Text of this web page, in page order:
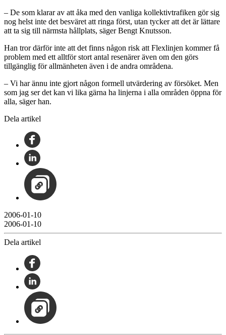
– De som klarar av att åka med den vanliga kollektivtrafiken gör sig
nog helst inte det besväret att ringa först, utan tycker att det är lättare
att ta sig till närmsta hållplats, säger Bengt Knutsson.
Han tror därför inte att det finns någon risk att Flexlinjen kommer få
problem med ett alltför stort antal resenärer även om den görs
tillgänglig för allmänheten även i de andra områdena.
– Vi har ännu inte gjort någon formell utvärdering av försöket. Men
som jag ser det kan vi lika gärna ha linjerna i alla områden öppna för
alla, säger han.
Dela artikel
2006-01-10
2006-01-10
Dela artikel